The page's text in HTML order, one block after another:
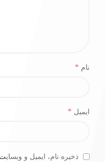
نام *
ایمیل *
ذخیره نام، ایمیل و